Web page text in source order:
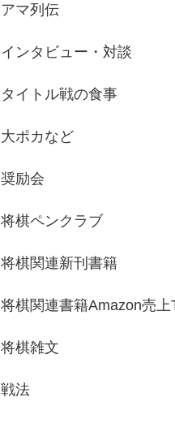
アマ列伝
インタビュー・対談
タイトル戦の食事
大ポカなど
奨励会
将棋ペンクラブ
将棋関連新刊書籍
将棋関連書籍Amazon売上
将棋雑文
戦法